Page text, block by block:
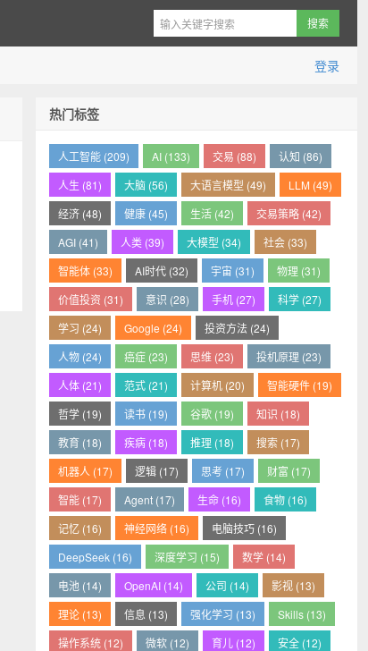
登录
热门标签
人工智能 (209) AI (133) 交易 (88)
认知 (86)
人生 (81)
大脑 (56) 大语言模型 (49)
LLM (49)
经济 (48)
健康 (45) 生活 (42)
交易策略 (42)
AGI (41)
人类 (39) 大模型 (34)
社会 (33)
智能体 (33)
AI时代 (32) 宇宙 (31)
物理 (31)
价值投资 (31)
意识 (28) 手机 (27)
科学 (27)
学习 (24)
Google (24)
投资方法 (24)
人物 (24)
癌症 (23) 思维 (23)
投机原理 (23)
人体 (21)
范式 (21) 计算机 (20)
智能硬件 (19)
哲学 (19)
读书 (19) 谷歌 (19)
知识 (18)
教育 (18)
疾病 (18) 推理 (18)
搜索 (17)
机器人 (17)
逻辑 (17) 思考 (17)
财富 (17)
智能 (17)
Agent (17) 生命 (16)
食物 (16)
记忆 (16)
神经网络 (16)
电脑技巧 (16)
DeepSeek (16)
深度学习 (15)
数学 (14)
电池 (14)
OpenAI (14) 公司 (14)
影视 (13)
理论 (13)
信息 (13) 强化学习 (13)
Skills (13)
操作系统 (12)
微软 (12) 育儿 (12)
安全 (12)